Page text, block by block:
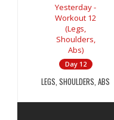
Day 12
LEGS, SHOULDERS, ABS